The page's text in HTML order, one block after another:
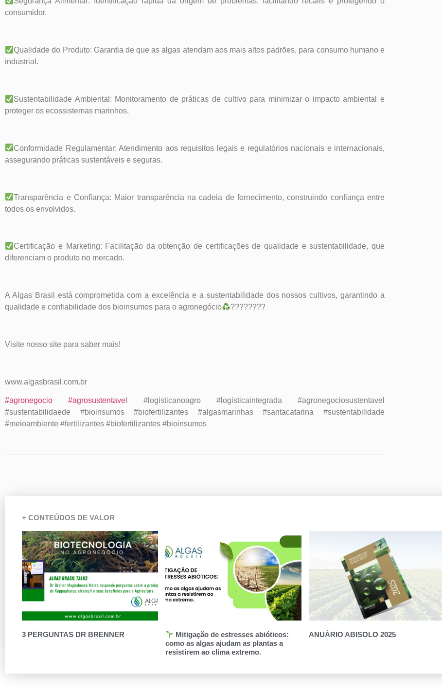
consumidor.
Qualidade do Produto: Garantia de que as algas atendam aos mais altos padrões, para consumo humano e
industrial.
Sustentabilidade Ambiental: Monitoramento de práticas de cultivo para minimizar o impacto ambiental e
proteger os ecossistemas marinhos.
Conformidade Regulamentar: Atendimento aos requisitos legais e regulatórios nacionais e internacionais,
assegurando práticas sustentáveis e seguras.
Transparência e Confiança: Maior transparência na cadeia de fornecimento, construindo confiança entre
todos os envolvidos.
Certificação e Marketing: Facilitação da obtenção de certificações de qualidade e sustentabilidade, que
diferenciam o produto no mercado.
A Algas Brasil está comprometida com a excelência e a sustentabilidade dos nossos cultivos, garantindo a
qualidade e confiabilidade dos bioinsumos para o agronegócio
????????
Visite nosso site para saber mais!
www.algasbrasil.com.br
#agronegocio #agrosustentave l #logisticanoagro #logisticaintegrada #agronegociosustentavel
#sustentabilidaede #bioinsumos #biofertilizantes #algasmarinhas #santacatarina #sustentabilidade
#meioambiente #fertilizantes #biofertilizantes #bioinsumos
+ CONTEÚDOS DE VALOR
3 PERGUNTAS DR BRENNER
Mitigação de estresses abióticos:
como as algas ajudam as plantas a
resistirem ao clima extremo.
ANUÁRIO ABISOLO 2025